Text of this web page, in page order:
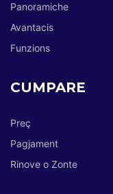
Panoramiche
Avantacis
Funzions
CUMPARE
Preç
Pagjament
Rinove o Zonte